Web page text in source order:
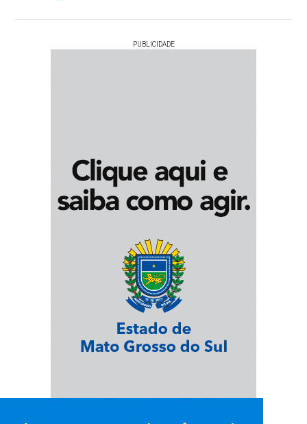
PUBLICIDADE